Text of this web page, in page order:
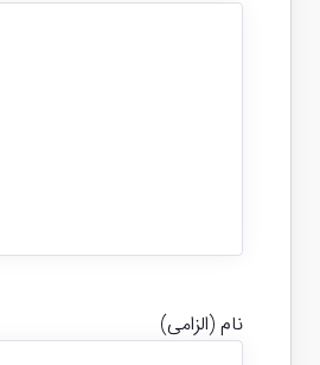
نام (الزامی)